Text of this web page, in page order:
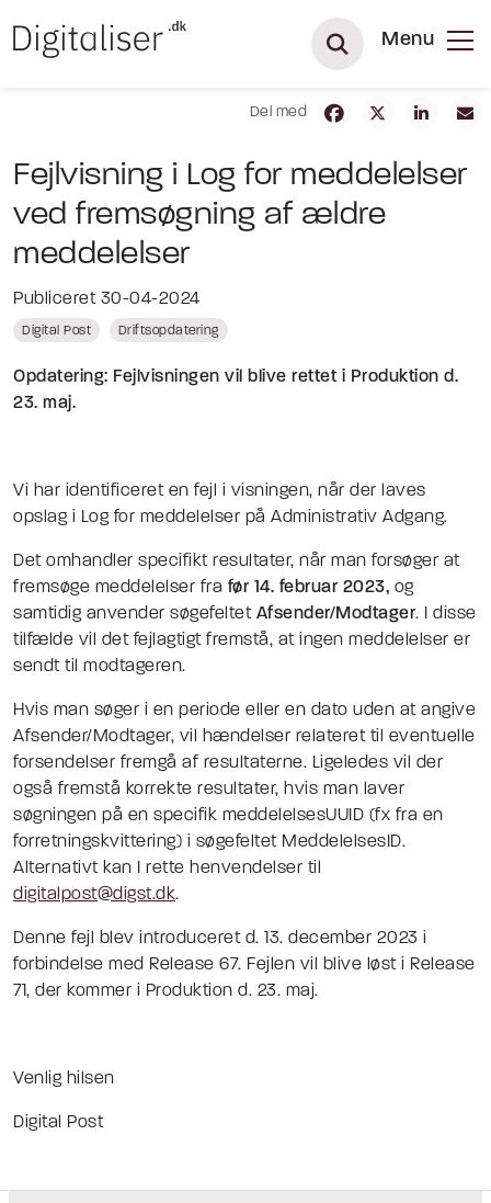
Menu
Del med
Fejlvisning i Log for meddelelser
ved fremsøgning af ældre
meddelelser
Publiceret 30-04-2024
Digital Post Driftsopdatering
Opdatering: Fejlvisningen vil blive rettet i Produktion d.
23. maj.
Vi har identificeret en fejl i visningen, når der laves
opslag i Log for meddelelser på Administrativ Adgang.
Det omhandler specifikt resultater, når man forsøger at
fremsøge meddelelser fra før 14. februar 2023, og
samtidig anvender søgefeltet Afsender/Modtager. I disse
tilfælde vil det fejlagtigt fremstå, at ingen meddelelser er
sendt til modtageren.
Hvis man søger i en periode eller en dato uden at angive
Afsender/Modtager, vil hændelser relateret til eventuelle
forsendelser fremgå af resultaterne. Ligeledes vil der
også fremstå korrekte resultater, hvis man laver
søgningen på en specifik meddelelsesUUID (fx fra en
forretningskvittering) i søgefeltet MeddelelsesID.
Alternativt kan I rette henvendelser til
digitalpost@digst.dk.
Denne fejl blev introduceret d. 13. december 2023 i
forbindelse med Release 67. Fejlen vil blive løst i Release
71, der kommer i Produktion d. 23. maj.
Venlig hilsen
Digital Post